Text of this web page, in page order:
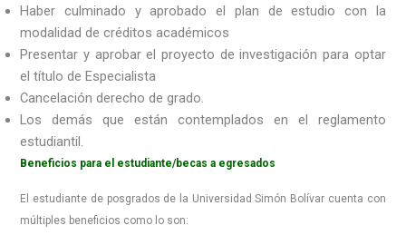
Haber culminado y aprobado el plan de estudio con la
modalidad de créditos académicos
Presentar y aprobar el proyecto de investigación para optar
el título de Especialista
Cancelación derecho de grado.
Los demás que están contemplados en el reglamento
estudiantil.
Beneficios para el estudiante/becas a egresados
El estudiante de posgrados de la Universidad Simón Bolívar cuenta con
múltiples beneficios como lo son: